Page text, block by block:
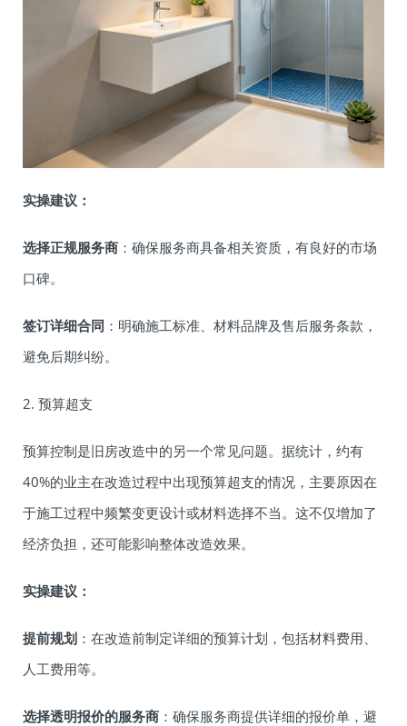
实操建议：
选择正规服务商 ：确保服务商具备相关资质，有良好的市场
口碑。
签订详细合同 ：明确施工标准、材料品牌及售后服务条款，
避免后期纠纷。
2. 预算超支
预算控制是旧房改造中的另一个常见问题。据统计，约有
40%的业主在改造过程中出现预算超支的情况，主要原因在
于施工过程中频繁变更设计或材料选择不当。这不仅增加了
经济负担，还可能影响整体改造效果。
实操建议：
提前规划 ：在改造前制定详细的预算计划，包括材料费用、
人工费用等。
选择透明报价的服务商 ：确保服务商提供详细的报价单，避